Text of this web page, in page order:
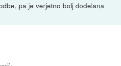
pa je verjetno bolj dodelana